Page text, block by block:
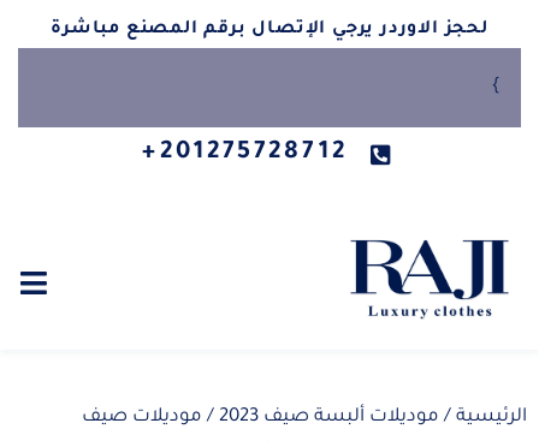
لحجز الاوردر يرجي الإتصال برقم المصنع مباشرة
}
201275728712+
الرئيسية / موديلات ألبسة صيف 2023 / موديلات صيف